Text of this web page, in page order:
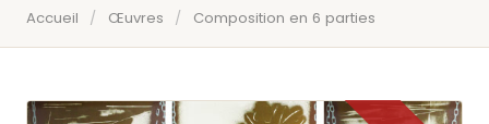
Accueil / Œuvres / Composition en 6 parties